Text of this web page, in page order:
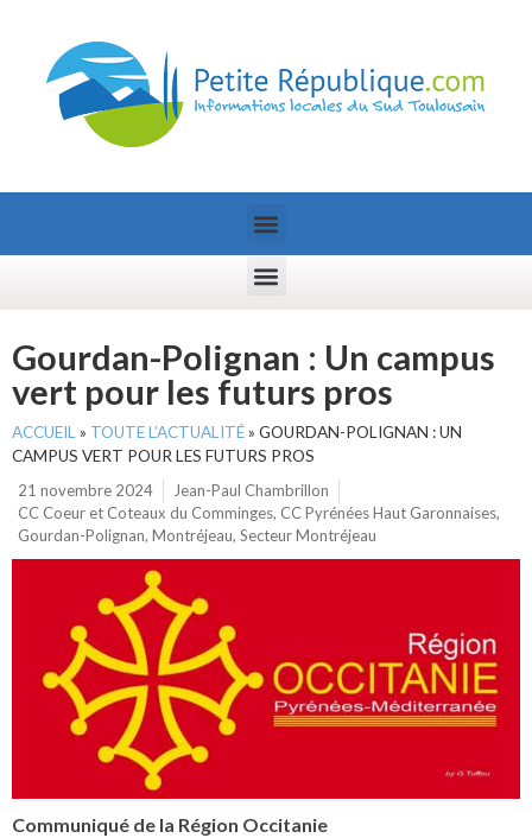
Gourdan-Polignan : Un campus
vert pour les futurs pros
ACCUEIL » TOUTE L’ACTUALITÉ» GOURDAN-POLIGNAN : UN
CAMPUS VERT POUR LES FUTURS PROS
21 novembre 2024
Jean-Paul Chambrillon
CC Coeur et Coteaux du Comminges, CC Pyrénées Haut Garonnaises,
Gourdan-Polignan, Montréjeau, Secteur Montréjeau
Communiqué de la Région Occitanie